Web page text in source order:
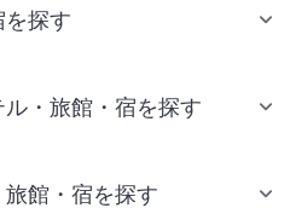
探す
・旅館・宿を探す
館・宿を探す